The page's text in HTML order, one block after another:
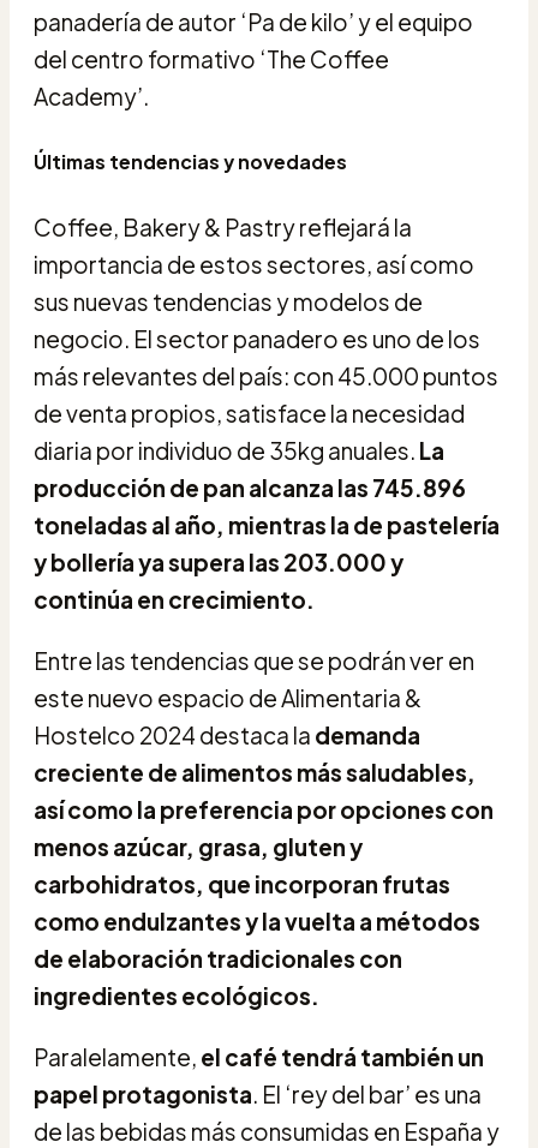
panadería de autor ‘Pa de kilo’ y el equipo
del centro formativo ‘The Coffee
Academy’.
Últimas tendencias y novedades
Coffee, Bakery & Pastry reflejará la
importancia de estos sectores, así como
sus nuevas tendencias y modelos de
negocio. El sector panadero es uno de los
más relevantes del país: con 45.000 puntos
de venta propios, satisface la necesidad
diaria por individuo de 35kg anuales. La
producción de pan alcanza las 745.896
toneladas al año, mientras la de pastelería
y bollería ya supera las 203.000 y
continúa en crecimiento.
Entre las tendencias que se podrán ver en
este nuevo espacio de Alimentaria &
Hostelco 2024 destaca la demanda
creciente de alimentos más saludables,
así como la preferencia por opciones con
menos azúcar, grasa, gluten y
carbohidratos, que incorporan frutas
como endulzantes y la vuelta a métodos
de elaboración tradicionales con
ingredientes ecológicos.
Paralelamente, el café tendrá también un
papel protagonista. El ‘rey del bar’ es una
de las bebidas más consumidas en España y